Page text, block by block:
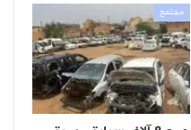
مجتمع